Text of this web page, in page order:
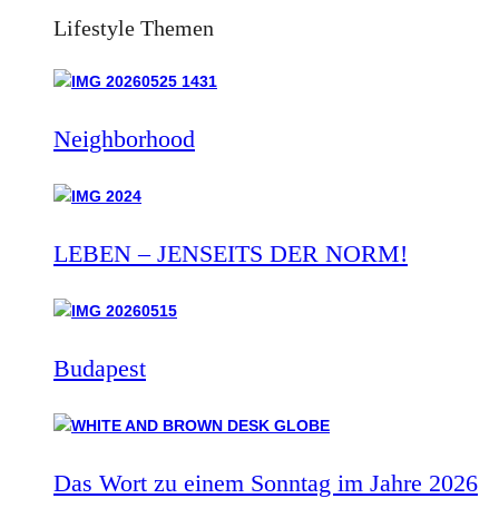
Lifestyle Themen
Neighborhood
LEBEN – JENSEITS DER NORM!
Budapest
Das Wort zu einem Sonntag im Jahre 2026